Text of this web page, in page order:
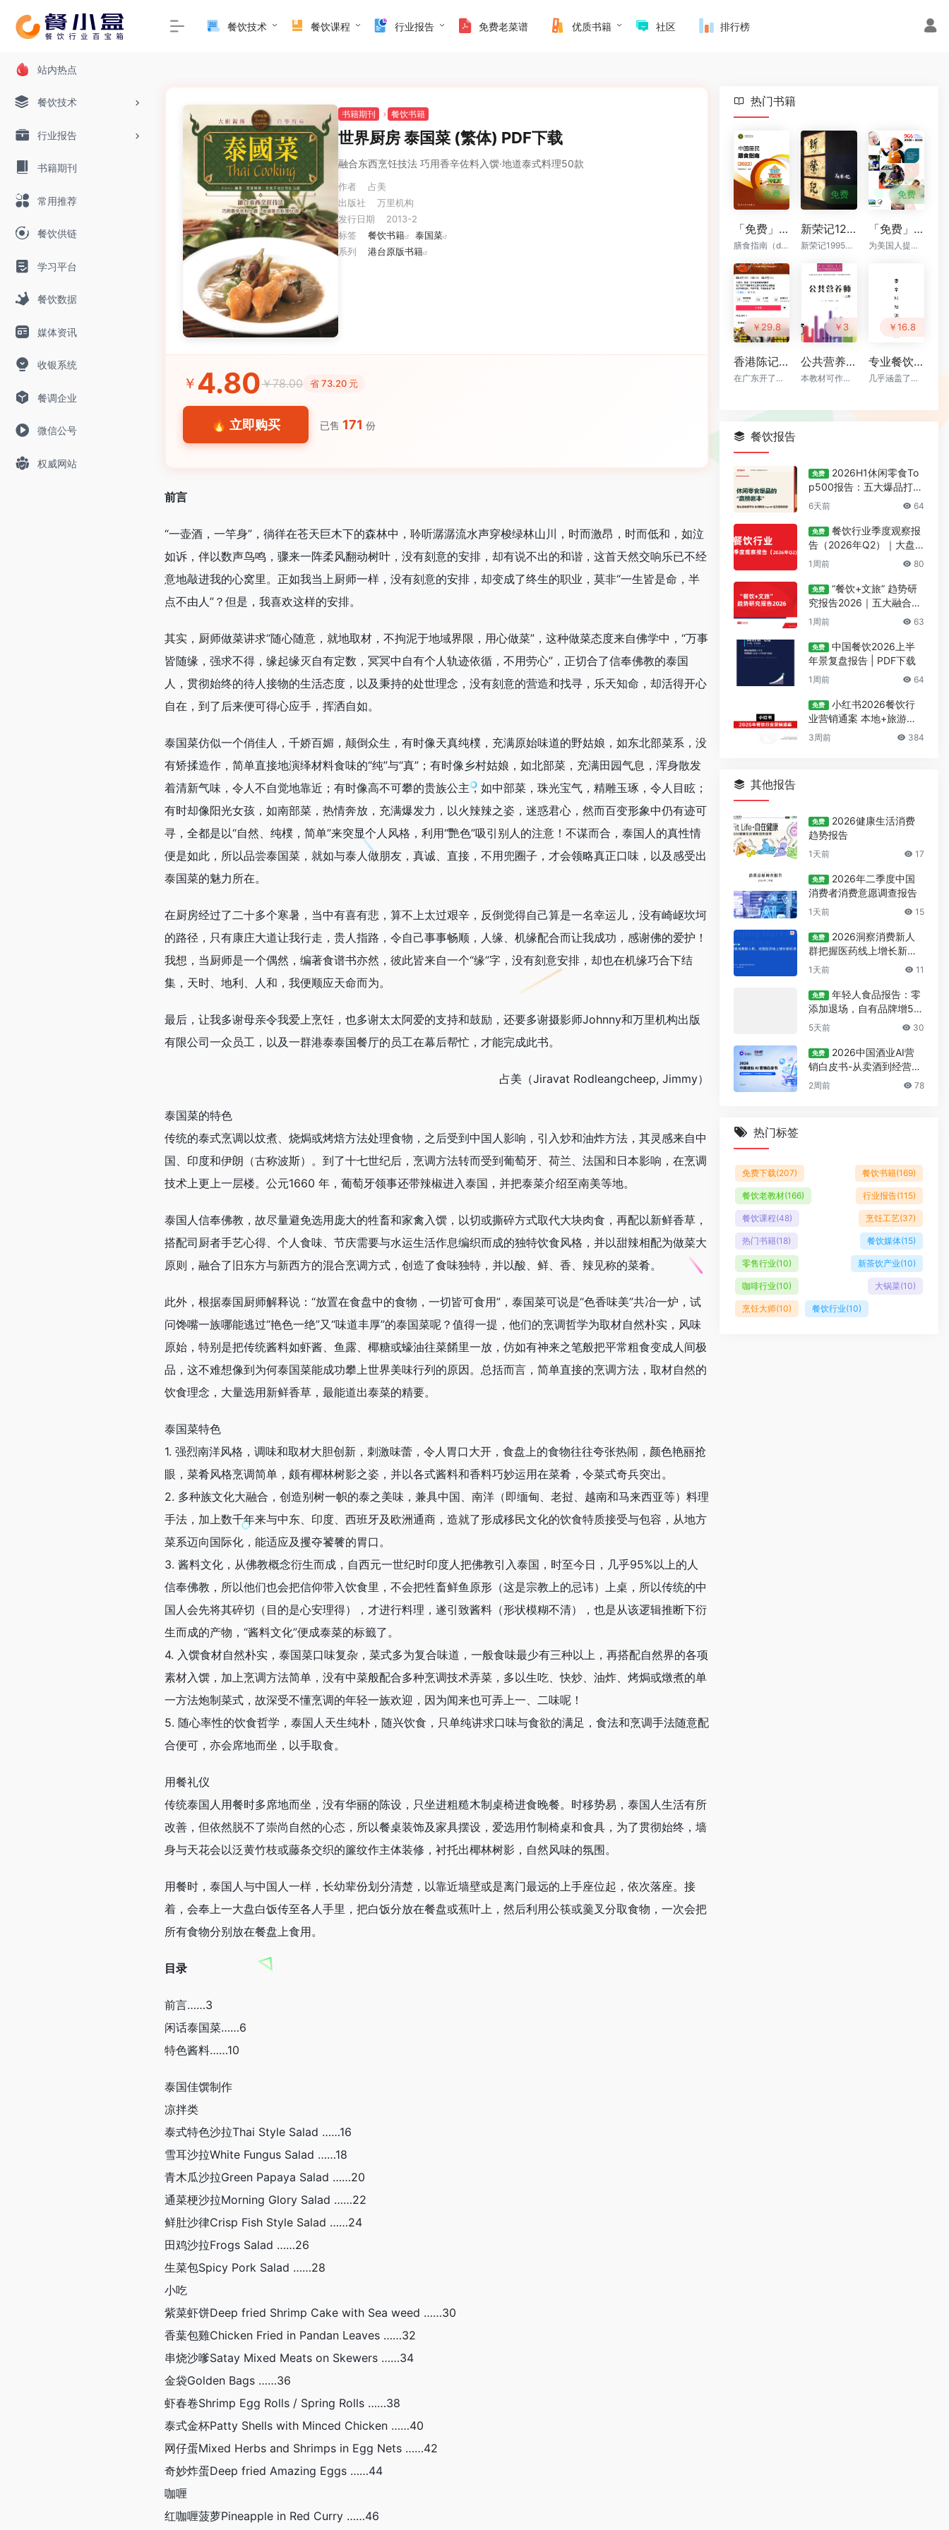
站内热点
餐饮技术
行业报告
书籍期刊
常用推荐
餐饮供链
学习平台
餐饮数据
媒体资讯
收银系统
餐调企业
微信公号
权威网站
餐饮技术 餐饮课程 行业报告 免费老菜谱 优质书籍 社区 排行榜
书籍期刊 餐饮书籍
世界厨房 泰国菜 (繁体) PDF下载
融合东西烹饪技法 巧用香辛佐料入馔·地道泰式料理50款
作者
占美
出版社
万里机构
发行日期
2013-2
标签
餐饮书籍
泰国菜
系列
港台原版书籍
￥ 4.80￥78.00 省 73.20 元
🔥 立即购买 已售 171 份
前言
“一壶酒，一竿身”，徜徉在苍天巨木下的森林中，聆听潺潺流水声穿梭绿林山川，时而激昂，时而低和，如泣
如诉，伴以数声鸟鸣，骤来一阵柔风翻动树叶，没有刻意的安排，却有说不出的和谐，这首天然交响乐已不经
意地敲进我的心窝里。正如我当上厨师一样，没有刻意的安排，却变成了终生的职业，莫非“一生皆是命，半
点不由人”？但是，我喜欢这样的安排。
其实，厨师做菜讲求“随心随意，就地取材，不拘泥于地域界限，用心做菜”，这种做菜态度来自佛学中，“万事
皆随缘，强求不得，缘起缘灭自有定数，冥冥中自有个人轨迹依循，不用劳心”，正切合了信奉佛教的泰国
人，贯彻始终的待人接物的生活态度，以及秉持的处世理念，没有刻意的营造和找寻，乐天知命，却活得开心
自在，到了后来便可得心应手，挥洒自如。
泰国菜仿似一个俏佳人，千娇百媚，颠倒众生，有时像天真纯樸，充满原始味道的野姑娘，如东北部菜系，没
有矫揉造作，简单直接地演绎材料食味的“纯”与“真”；有时像乡村姑娘，如北部菜，充满田园气息，浑身散发
着清新气味，令人不自觉地靠近；有时像高不可攀的贵族公主，如中部菜，珠光宝气，精雕玉琢，令人目眩；
有时却像阳光女孩，如南部菜，热情奔放，充满爆发力，以火辣辣之姿，迷惑君心，然而百变形象中仍有迹可
寻，全都是以“自然、纯樸，简单”来突显个人风格，利用“艷色”吸引别人的注意！不谋而合，泰国人的真性情
便是如此，所以品尝泰国菜，就如与泰人做朋友，真诚、直接，不用兜圈子，才会领略真正口味，以及感受出
泰国菜的魅力所在。
在厨房经过了二十多个寒暑，当中有喜有悲，算不上太过艰辛，反倒觉得自己算是一名幸运儿，没有崎岖坎坷
的路径，只有康庄大道让我行走，贵人指路，令自己事事畅顺，人缘、机缘配合而让我成功，感谢佛的爱护！
我想，当厨师是一个偶然，编著食谱书亦然，彼此皆来自一个“缘”字，没有刻意安排，却也在机缘巧合下结
集，天时、地利、人和，我便顺应天命而为。
最后，让我多谢母亲令我爱上烹饪，也多谢太太阿爱的支持和鼓励，还要多谢摄影师Johnny和万里机构出版
有限公司一众员工，以及一群港泰泰国餐厅的员工在幕后帮忙，才能完成此书。
占美（Jiravat Rodleangcheep, Jimmy）
泰国菜的特色
传统的泰式烹调以炆煮、烧焗或烤焙方法处理食物，之后受到中国人影响，引入炒和油炸方法，其灵感来自中
国、印度和伊朗（古称波斯）。到了十七世纪后，烹调方法转而受到葡萄牙、荷兰、法国和日本影响，在烹调
技术上更上一层楼。公元1660 年，葡萄牙领事还带辣椒进入泰国，并把泰菜介绍至南美等地。
泰国人信奉佛教，故尽量避免选用庞大的牲畜和家禽入馔，以切或撕碎方式取代大块肉食，再配以新鲜香草，
搭配司厨者手艺心得、个人食味、节庆需要与水运生活作息编织而成的独特饮食风格，并以甜辣相配为做菜大
原则，融合了旧东方与新西方的混合烹调方式，创造了食味独特，并以酸、鲜、香、辣见称的菜肴。
此外，根据泰国厨师解释说：“放置在食盘中的食物，一切皆可食用”，泰国菜可说是“色香味美”共冶一炉，试
问馋嘴一族哪能逃过“艳色一绝”又“味道丰厚”的泰国菜呢？值得一提，他们的烹调哲学为取材自然朴实，风味
原始，特别是把传统酱料如虾酱、鱼露、椰糖或蠔油往菜餚里一放，仿如有神来之笔般把平常粗食变成人间极
品，这不难想像到为何泰国菜能成功攀上世界美味行列的原因。总括而言，简单直接的烹调方法，取材自然的
饮食理念，大量选用新鲜香草，最能道出泰菜的精要。
泰国菜特色
1. 强烈南洋风格，调味和取材大胆创新，刺激味蕾，令人胃口大开，食盘上的食物往往夸张热闹，颜色艳丽抢
眼，菜肴风格烹调简单，颇有椰林树影之姿，并以各式酱料和香料巧妙运用在菜肴，令菜式奇兵突出。
2. 多种族文化大融合，创造别树一帜的泰之美味，兼具中国、南洋（即缅甸、老挝、越南和马来西亚等）料理
手法，加上数千年来与中东、印度、西班牙及欧洲通商，造就了形成移民文化的饮食特质接受与包容，从地方
菜系迈向国际化，能适应及攫夺饕餮的胃口。
3. 酱料文化，从佛教概念衍生而成，自西元一世纪时印度人把佛教引入泰国，时至今日，几乎95%以上的人
信奉佛教，所以他们也会把信仰带入饮食里，不会把牲畜鲜鱼原形（这是宗教上的忌讳）上桌，所以传统的中
国人会先将其碎切（目的是心安理得），才进行料理，遂引致酱料（形状模糊不清），也是从该逻辑推断下衍
生而成的产物，“酱料文化”便成泰菜的标籤了。
4. 入馔食材自然朴实，泰国菜口味复杂，菜式多为复合味道，一般食味最少有三种以上，再搭配自然界的各项
素材入馔，加上烹调方法简单，没有中菜般配合多种烹调技术弄菜，多以生吃、快炒、油炸、烤焗或燉煮的单
一方法炮制菜式，故深受不懂烹调的年轻一族欢迎，因为闻来也可弄上一、二味呢！
5. 随心率性的饮食哲学，泰国人天生纯朴，随兴饮食，只单纯讲求口味与食欲的满足，食法和烹调手法随意配
合便可，亦会席地而坐，以手取食。
用餐礼仪
传统泰国人用餐时多席地而坐，没有华丽的陈设，只坐进粗糙木制桌椅进食晚餐。时移势易，泰国人生活有所
改善，但依然脱不了崇尚自然的心态，所以餐桌装饰及家具摆设，爱选用竹制椅桌和食具，为了贯彻始终，墙
身与天花会以泛黄竹枝或藤条交织的簾纹作主体装修，衬托出椰林树影，自然风味的氛围。
用餐时，泰国人与中国人一样，长幼辈份划分清楚，以靠近墙壁或是离门最远的上手座位起，依次落座。接
着，会奉上一大盘白饭传至各人手里，把白饭分放在餐盘或蕉叶上，然后利用公筷或羹叉分取食物，一次会把
所有食物分别放在餐盘上食用。
目录
前言……3
闲话泰国菜……6
特色酱料……10
泰国佳馔制作
凉拌类
泰式特色沙拉Thai Style Salad ……16
雪耳沙拉White Fungus Salad ……18
青木瓜沙拉Green Papaya Salad ……20
通菜梗沙拉Morning Glory Salad ……22
鲜肚沙律Crisp Fish Style Salad ……24
田鸡沙拉Frogs Salad ……26
生菜包Spicy Pork Salad ……28
小吃
紫菜虾饼Deep fried Shrimp Cake with Sea weed ……30
香葉包雞Chicken Fried in Pandan Leaves ……32
串烧沙嗲Satay Mixed Meats on Skewers ……34
金袋Golden Bags ……36
虾春卷Shrimp Egg Rolls / Spring Rolls ……38
泰式金杯Patty Shells with Minced Chicken ……40
网仔蛋Mixed Herbs and Shrimps in Egg Nets ……42
奇妙炸蛋Deep fried Amazing Eggs ……44
咖喱
红咖喱菠萝Pineapple in Red Curry ……46
热门书籍
免费
「免费」中国居民膳食指南 2022 (中国营养学会) PDF下载
膳食指南（dietary guidelines,DG）是根据营养科学原则和人体营养需要，结合当地食物生产供应情况及人群生活实践，提出的食物选择和身体活动的指导意见
免费
新荣记12套菜品标准卡sop（已更新到60道）
新荣记1995年由张勇创立于浙江台州，从一家小排档起步，发展为如今的高端中餐知名品牌
免费
「免费」美国居民膳食指南（2020-2025）英文原版
为美国人提供基于科学的饮食建议，以促进健康、预防慢性疾病，并满足营养需求。
￥29.8
香港陈记烧腊 原价¥2800的烧腊系列配方技术 付费课视频（全套8.4G）
在广东开了烧腊教学培训和多家港式烧腊店
￥3
公共营养师 上 PDF下载
本教材可作为高等院校和职业院校学生、医疗机构的医护人员和营养工作者以及社会人士学习营养学的专业教材
￥16.8
专业餐饮百科：香辛料知识大全 v2版（68页）
几乎涵盖了市场上绝大多数香辛料的认识、香型、作用、禁忌 等...
餐饮报告
免费
2026H1休闲零食To
p500报告：五大爆品打法
与数据洞察
6天前 64
免费
餐饮行业季度观察报
告（2026年Q2）｜大盘
景气+六大赛道新品+新锐
1周前 80
免费
“餐饮+文旅” 趋势研
究报告2026｜五大融合模
式+量化文旅数据落地指南
1周前 63
免费
中国餐饮2026上半
年景复盘报告 | PDF下载
1周前 64
免费
小红书2026餐饮行
业营销通案 本地+旅游双
线种草实操指南
3周前 384
其他报告
免费
2026健康生活消费
趋势报告
1天前 17
免费
2026年二季度中国
消费者消费意愿调查报告
1天前 15
免费
2026洞察消费新人
群把握医药线上增长新机
遇报告
1天前 11
免费
年轻人食品报告：零
添加退场，自有品牌增5
7%
5天前 30
免费
2026中国酒业AI营
销白皮书-从卖酒到经营人
心
2周前 78
热门标签
免费下载(207) 餐饮书籍(169)
餐饮老教材(166) 行业报告(115)
餐饮课程(48) 烹饪工艺(37)
热门书籍(18) 餐饮媒体(15)
零售行业(10) 新茶饮产业(10)
咖啡行业(10) 大锅菜(10)
烹饪大师(10) 餐饮行业(10)